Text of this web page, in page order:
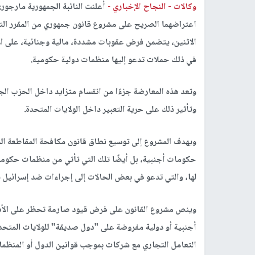
وكالات - النجاح الإخباري - أعلنت النائبة الجمهورية
اعتراضهما الصريح على مشروع قانون جمهوري من المقرر
الاثنين، يتضمن فرض عقوبات مشددة، مالية وجنائية، على
في ذلك حملات تدعو إليها منظمات دولية حكومية.
وتعد هذه المعارضة جزءًا من انقسام متزايد داخل الحزب
وتأثير ذلك على حرية التعبير داخل الولايات المتحدة.
ويهدف المشروع إلى توسيع نطاق قانون مكافحة المقاطعة
حكومات أجنبية، بل أيضًا تلك التي تأتي من منظمات
لها، والتي تدعو في بعض الحالات إلى إجراءات ضد
وينص مشروع القانون على فرض قيود صارمة تحظر على
أجنبية أو دولية مفروضة على "دول صديقة" للولايات
التعامل التجاري مع شركات بموجب قوانين الدول أو